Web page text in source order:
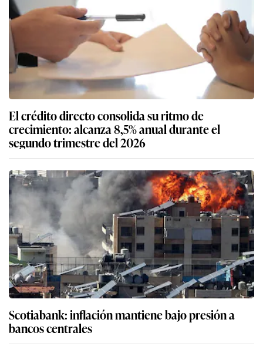
El crédito directo consolida su ritmo de
crecimiento: alcanza 8,5% anual durante el
segundo trimestre del 2026
Scotiabank: inflación mantiene bajo presión a
bancos centrales